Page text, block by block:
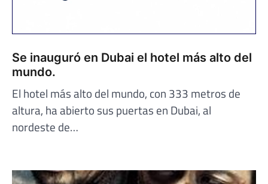
Se inauguró en Dubai el hotel más alto del
mundo.
El hotel más alto del mundo, con 333 metros de
altura, ha abierto sus puertas en Dubai, al
nordeste de…